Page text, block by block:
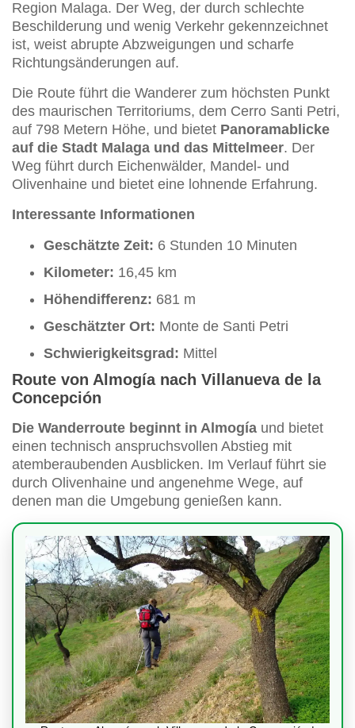
Region Malaga. Der Weg, der durch schlechte
Beschilderung und wenig Verkehr gekennzeichnet
ist, weist abrupte Abzweigungen und scharfe
Richtungsänderungen auf.
Die Route führt die Wanderer zum höchsten Punkt
des maurischen Territoriums, dem Cerro Santi Petri,
auf 798 Metern Höhe, und bietet Panoramablicke
auf die Stadt Malaga und das Mittelmeer. Der
Weg führt durch Eichenwälder, Mandel- und
Olivenhaine und bietet eine lohnende Erfahrung.
Interessante Informationen
Geschätzte Zeit: 6 Stunden 10 Minuten
Kilometer: 16,45 km
Höhendifferenz: 681 m
Geschätzter Ort: Monte de Santi Petri
Schwierigkeitsgrad: Mittel
Route von Almogía nach Villanueva de la
Concepción
Die Wanderroute beginnt in Almogía und bietet
einen technisch anspruchsvollen Abstieg mit
atemberaubenden Ausblicken. Im Verlauf führt sie
durch Olivenhaine und angenehme Wege, auf
denen man die Umgebung genießen kann.